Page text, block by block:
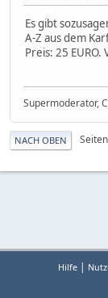
Es gibt
A-Z aus dem
Preis: 25
Supermoderator,
NACH OBEN Seiten
Hilfe |